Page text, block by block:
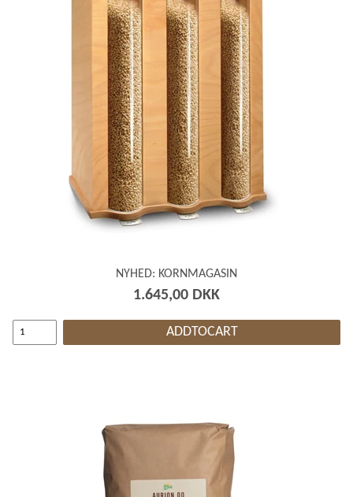
NYHED: KORNMAGASIN
1.645,00 DKK
ADDTOCART